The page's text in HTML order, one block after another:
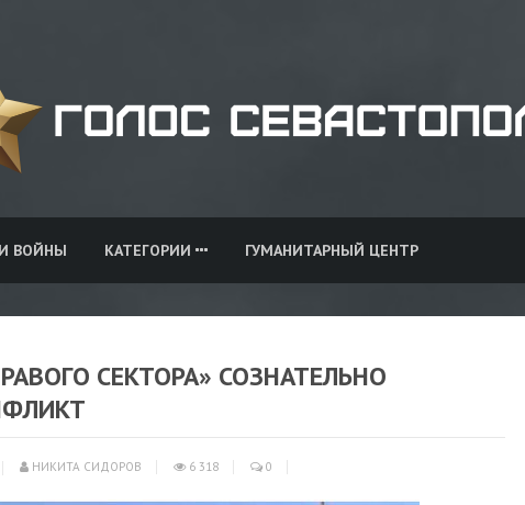
ВОЙНЫ КАТЕГОРИИ ГУМАНИТАРНЫЙ ЦЕНТР
СЕКТОРА» СОЗНАТЕЛЬНО
НИКИТА СИДОРОВ 6 318 0